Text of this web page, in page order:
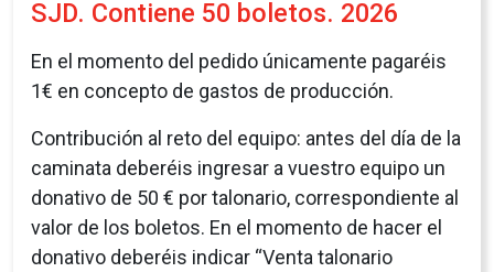
Pulsera "Somos lo que compartimos"
Pulsera de tela bordada Somos lo que
compartimos. Largo de 30cm. Cierre de bambú